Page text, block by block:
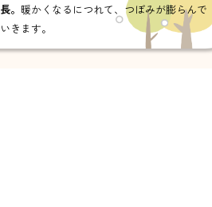
長。 暖かくなるにつれて、つぼみが膨らんで
いきます。